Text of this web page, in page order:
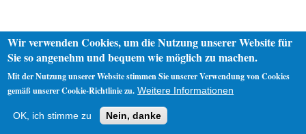
Impressum
Wir verwenden Cookies, um die Nutzung unserer Website für
Sie so angenehm und bequem wie möglich zu machen.
Mit der Nutzung unserer Website stimmen Sie unserer Verwendung von Cookies
gemäß unserer Cookie-Richtlinie zu. Weitere Informationen
OK, ich stimme zu Nein, danke